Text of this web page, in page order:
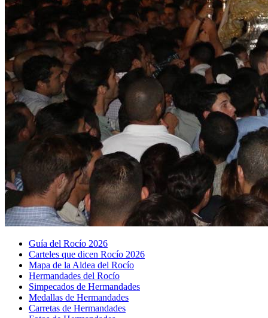
Guía del Rocío 2026
Carteles que dicen Rocío 2026
Mapa de la Aldea del Rocío
Hermandades del Rocío
Simpecados de Hermandades
Medallas de Hermandades
Carretas de Hermandades